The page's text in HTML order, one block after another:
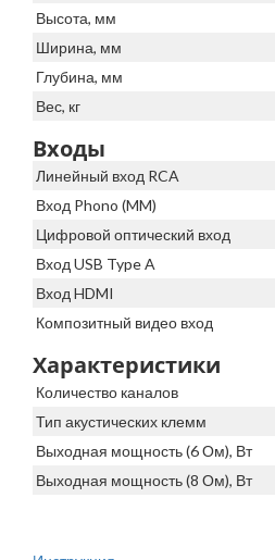
Высота, мм
Ширина, мм
Глубина, мм
Вес, кг
Входы
Линейный вход RCA
Вход Phono (MM)
Цифровой оптический вход
Вход USB Type A
Вход HDMI
Композитный видео вход
Характеристики
Количество каналов
Тип акустических клемм
Выходная мощность (6 Ом), Вт
Выходная мощность (8 Ом), Вт